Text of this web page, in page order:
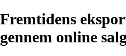
Fremtidens
gennem online